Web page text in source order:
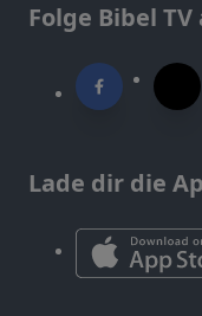
Folge Bibel
Lade dir die